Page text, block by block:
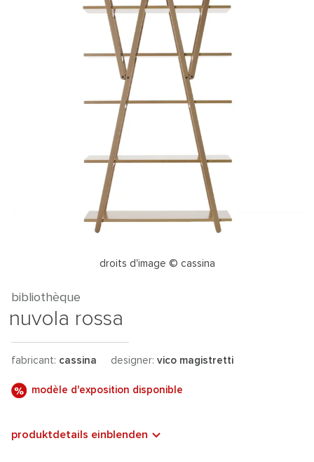
droits d'image © cassina
bibliothèque
nuvola rossa
fabricant: cassina designer: vico magistretti
modèle d'exposition disponible
produktdetails einblenden